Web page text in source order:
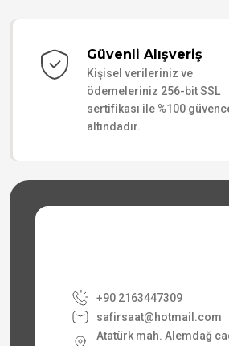
Güvenli Alışveriş
Kişisel verileriniz ve
ödemeleriniz 256-bit SSL
sertifikası ile %100
altındadır.
+90 2163447309
safirsaat@hotmail.com
Atatürk mah. Alemdağ